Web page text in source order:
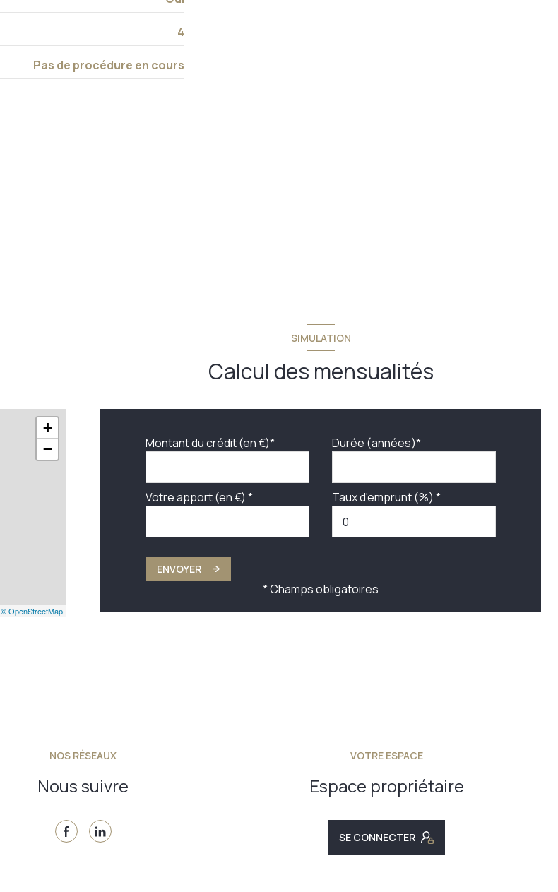
4
Pas de procédure en cours
+
−
© OpenStreetMap
SIMULATION
Calcul des mensualités
Montant du crédit (en €)* Durée (années)*
Votre apport (en €) * Taux d'emprunt (%) *
ENVOYER
* Champs obligatoires
NOS RÉSEAUX
Nous suivre
VOTRE ESPACE
Espace propriétaire
SE CONNECTER